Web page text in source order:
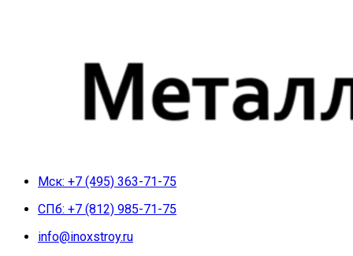
Мск: +7 (495) 363-71-75
СПб: +7 (812) 985-71-75
info@inoxstroy.ru